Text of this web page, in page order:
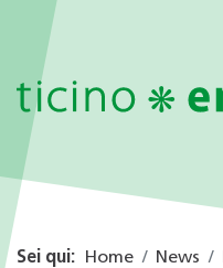
Sei qui: Home News